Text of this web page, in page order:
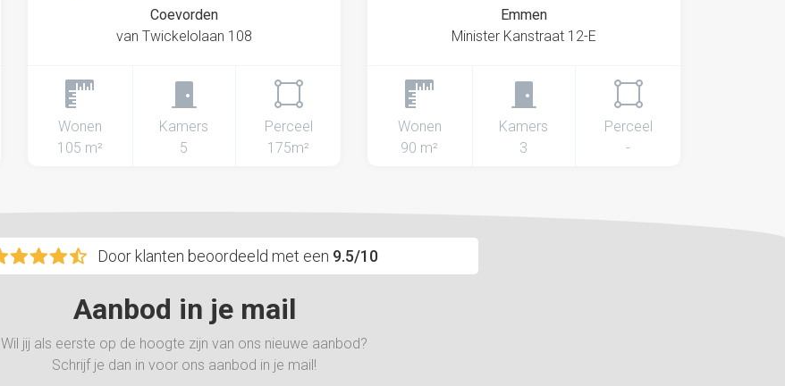
Coevorden
van Twickelolaan 108
Wonen
105 m²
Kamers
5
Perceel
175m²
Emmen
Minister Kanstraat 12-E
Wonen
90 m²
Kamers
3
Perceel
-
Door klanten beoordeeld met een 9.5/10
Aanbod in je mail
Wil jij als eerste op de hoogte zijn van ons nieuwe aanbod?
Schrijf je dan in voor ons aanbod in je mail!